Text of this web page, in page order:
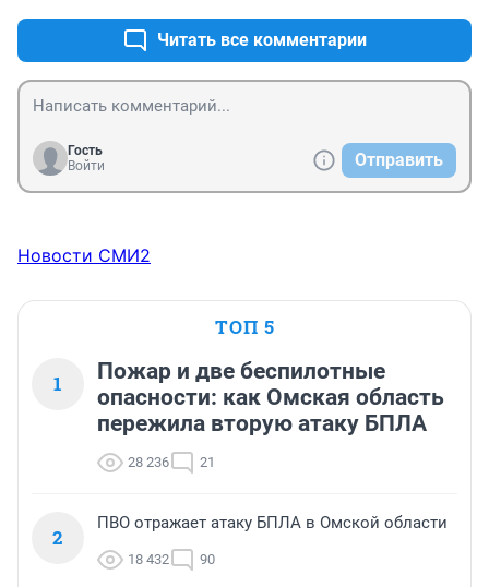
Читать все комментарии
Гость
Войти
Отправить
Новости СМИ2
ТОП 5
1
Пожар и две беспилотные
опасности: как Омская область
пережила вторую атаку БПЛА
28 236 21
2
ПВО отражает атаку БПЛА в Омской области
18 432 90